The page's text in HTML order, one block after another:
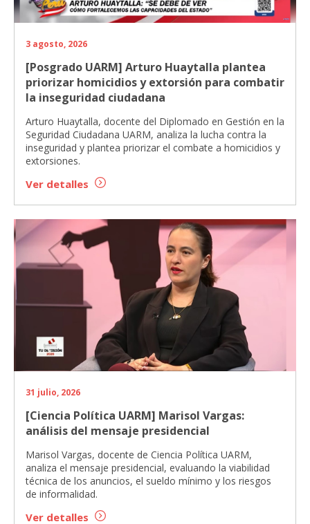
3 agosto, 2026
[Posgrado UARM] Arturo Huaytalla plantea
priorizar homicidios y extorsión para combatir
la inseguridad ciudadana
Arturo Huaytalla, docente del Diplomado en Gestión en la
Seguridad Ciudadana UARM, analiza la lucha contra la
inseguridad y plantea priorizar el combate a homicidios y
extorsiones.
Ver detalles
31 julio, 2026
[Ciencia Política UARM] Marisol Vargas:
análisis del mensaje presidencial
Marisol Vargas, docente de Ciencia Política UARM,
analiza el mensaje presidencial, evaluando la viabilidad
técnica de los anuncios, el sueldo mínimo y los riesgos
de informalidad.
Ver detalles